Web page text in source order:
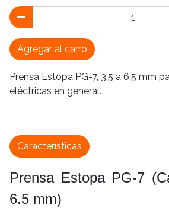
Agregar al carro
Prensa Estopa PG-7, 3.5 a 6.5 mm
eléctricas en general.
Prensa Estopa PG-7
6.5 mm)
Características